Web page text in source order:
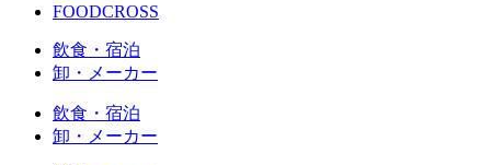
FOODCROSS
飲食・宿泊
卸・メーカー
飲食・宿泊
卸・メーカー